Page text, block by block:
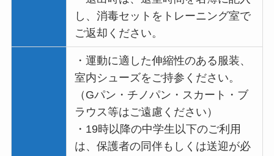
し、消毒セットをトレーニング室で
ご返却ください。
・運動に適した伸縮性のある服装、
室内シューズをご持参ください。
（Gパン・チノパン・スカート・ブ
ラウス等はご遠慮ください）
・19時以降の中学生以下のご利用
は、保護者の同伴もしくは送迎が必